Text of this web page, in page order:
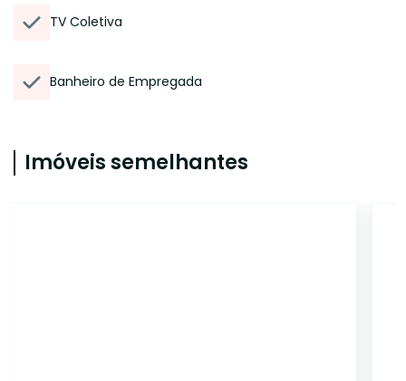
TV Coletiva
Banheiro de Empregada
Imóveis semelhantes